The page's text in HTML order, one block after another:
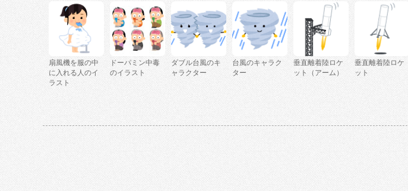
扇風機を服の中
に入れる人のイ
ラスト
ドーパミン中毒
のイラスト
ダブル台風のキ
ャラクター
台風のキャラク
ター
垂直離着陸ロケ
ット（アーム）
垂直離着陸ロケ
ット